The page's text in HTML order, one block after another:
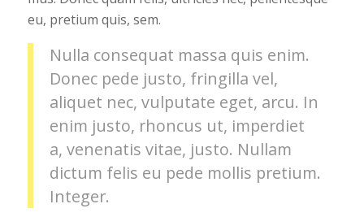
eu, pretium quis, sem.
Nulla consequat massa quis enim.
Donec pede justo, fringilla vel,
aliquet nec, vulputate eget, arcu. In
enim justo, rhoncus ut, imperdiet
a, venenatis vitae, justo. Nullam
dictum felis eu pede mollis pretium.
Integer.